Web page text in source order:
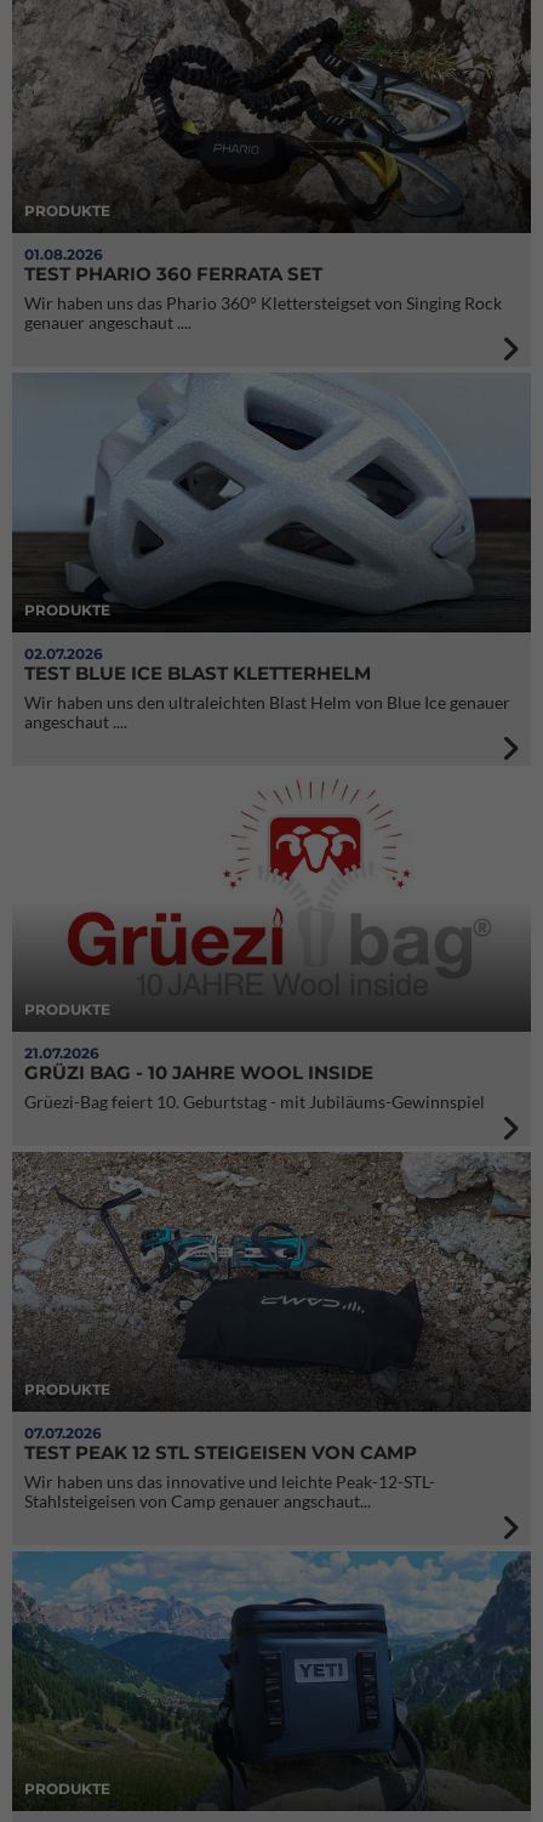
PRODUKTE
01.08.2026
TEST PHARIO 360 FERRATA SET
Wir haben uns das Phario 360° Klettersteigset von Singing Rock
genauer angeschaut ....
PRODUKTE
02.07.2026
TEST BLUE ICE BLAST KLETTERHELM
Wir haben uns den ultraleichten Blast Helm von Blue Ice genauer
angeschaut ....
PRODUKTE
21.07.2026
GRÜZI BAG - 10 JAHRE WOOL INSIDE
Grüezi-Bag feiert 10. Geburtstag - mit Jubiläums-Gewinnspiel
PRODUKTE
07.07.2026
TEST PEAK 12 STL STEIGEISEN VON CAMP
Wir haben uns das innovative und leichte Peak-12-STL-
Stahlsteigeisen von Camp genauer angschaut...
PRODUKTE